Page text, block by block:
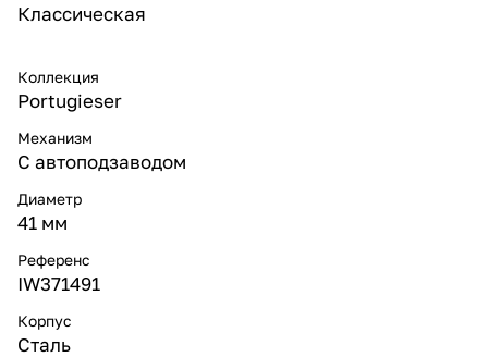
Классическая
Коллекция
Portugieser
Механизм
С автоподзаводом
Диаметр
41 мм
Референс
IW371491
Корпус
Сталь